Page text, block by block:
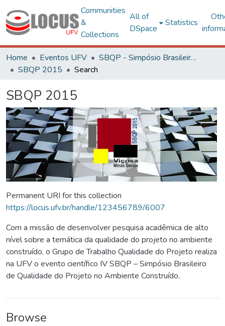
Communities
&
Collections
All of
DSpace
Statistics
Home Eventos UFV
SBQP - Simpósio Brasileiro de Qualidade do Projeto no Ambiente Construído
SBQP 2015
Search
SBQP 2015
Permanent URI for this collection
https://locus.ufv.br/handle/123456789/6007
Com a missão de desenvolver pesquisa acadêmica de alto
nível sobre a temática da qualidade do projeto no ambiente
construído, o Grupo de Trabalho Qualidade do Projeto realiza
na UFV o evento científico IV SBQP – Simpósio Brasileiro
de Qualidade do Projeto no Ambiente Construído.
Browse